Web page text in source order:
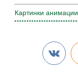
Картинки анимации